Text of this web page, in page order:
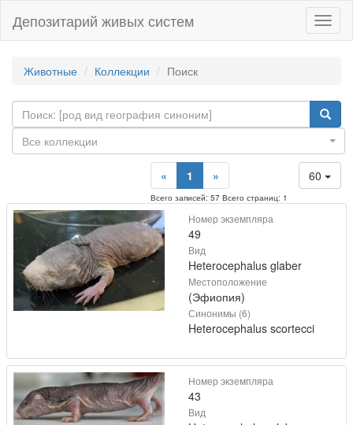
Депозитарий живых систем
Животные Коллекции Поиск
Все коллекции
60
« 1 »
Всего записей: 57 Всего страниц: 1
Номер экземпляра
49
Вид
Heterocephalus glaber
Местоположение
(Эфиопия)
Синонимы (6)
Heterocephalus scortecci
Номер экземпляра
43
Вид